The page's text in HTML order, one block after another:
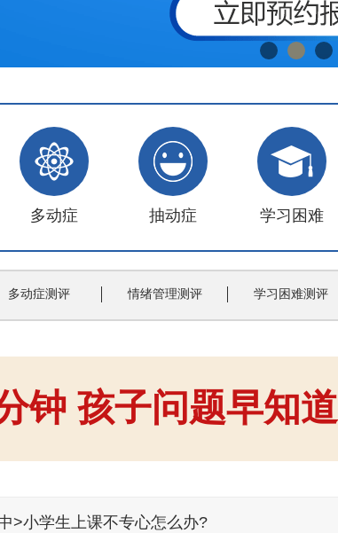
多动症 抽动症 学习困难
多动症测评 情绪管理测评 学习困难测评
钟 孩子问题早知道
>小学生上课不专心怎么办?